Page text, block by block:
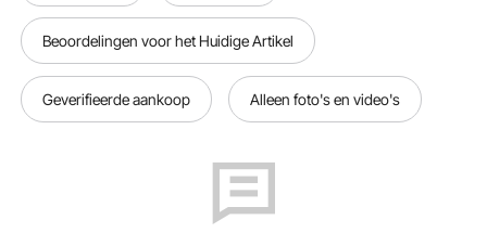
Beoordelingen voor het Huidige Artikel
Geverifieerde aankoop Alleen foto's en video's